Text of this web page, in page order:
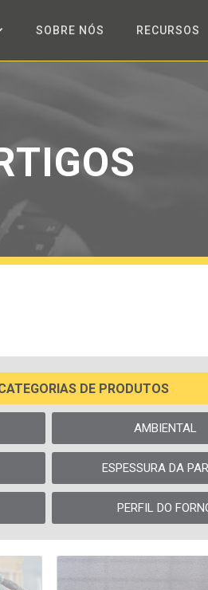
SOBRE NÓS RECURSOS
DE PRODUTOS
AMBIENTAL
ESPESSURA DA
PERFIL DO